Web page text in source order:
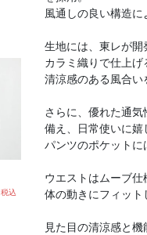
税込
風通しの良い構造
生地には、東レが開
カラミ織りで仕上
清涼感のある風合い
さらに、優れた通
備え、日常使いに嬉
パンツのポケットに
ウエストはムーブ仕
体の動きにフィット
見た目の清涼感と